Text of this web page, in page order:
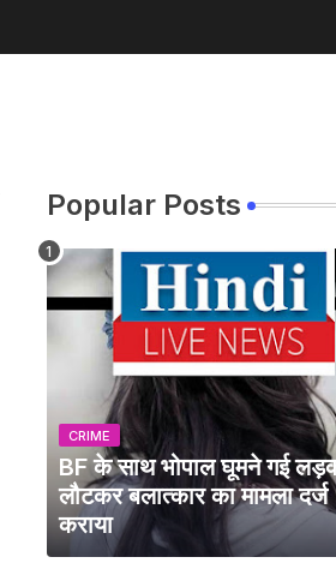
Popular Posts
CRIME
BF के साथ भोपाल घूमने गई
लौटकर बलात्कार का मामला दर्ज
कराया